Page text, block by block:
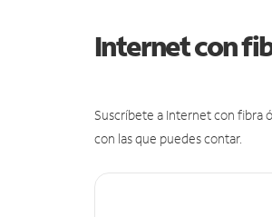
Internet con
Suscríbete a Internet con fibra
con las que puedes contar.